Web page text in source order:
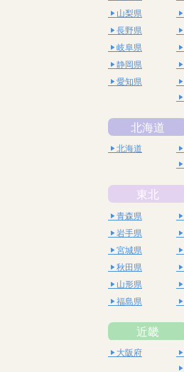
山梨県
長野県
岐阜県
静岡県
愛知県
北海道
北海道
東北
青森県
岩手県
宮城県
秋田県
山形県
福島県
近畿
大阪府